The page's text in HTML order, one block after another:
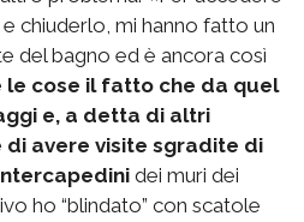
chiuderlo, mi hanno fatto un
del bagno ed è ancora così
le cose il fatto che da quel
e, a detta di altri
di avere visite sgradite di
dei muri dei
ho “blindato” con scatole